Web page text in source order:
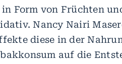
Form von Früchten
Nancy Nairi
diese in der
auf die